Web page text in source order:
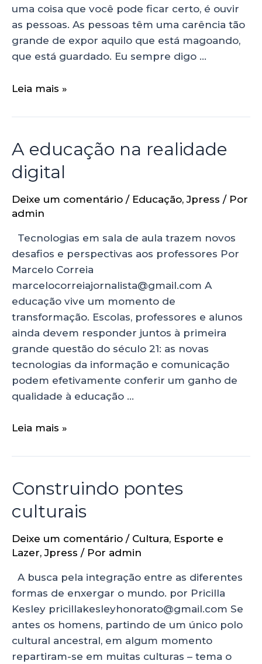
uma coisa que você pode ficar certo, é ouvir
as pessoas. As pessoas têm uma carência tão
grande de expor aquilo que está magoando,
que está guardado. Eu sempre digo …
Leia mais »
A educação na realidade
digital
Deixe um comentário / Educação,Jpress / Por
admin
Tecnologias em sala de aula trazem novos
desafios e perspectivas aos professores Por
Marcelo Correia
marcelocorreiajornalista@gmail.com A
educação vive um momento de
transformação. Escolas, professores e alunos
ainda devem responder juntos à primeira
grande questão do século 21: as novas
tecnologias da informação e comunicação
podem efetivamente conferir um ganho de
qualidade à educação …
Leia mais »
Construindo pontes
culturais
Deixe um comentário / Cultura, Esporte e
Lazer,Jpress / Por admin
A busca pela integração entre as diferentes
formas de enxergar o mundo. por Pricilla
Kesley pricillakesleyhonorato@gmail.com Se
antes os homens, partindo de um único polo
cultural ancestral, em algum momento
repartiram-se em muitas culturas – tema o